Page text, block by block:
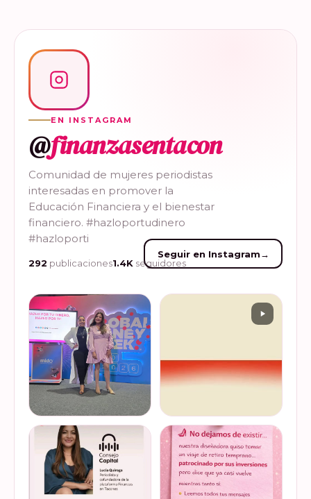
EN INSTAGRAM
@finanzasentacon
Comunidad de mujeres periodistas
interesadas en promover la
Educación Financiera y el bienestar
financiero. #hazloportudinero
#hazloporti
292 publicaciones1.4K seguidores
Seguir en Instagram→
Felices de haber sido
invitadas, por cuarto año
consecutivo, a participar en
la Global Money Week, una
iniciativa que impulsa la
educación f…
VER EN
INSTAGRAM
Del 17 al 22 de marzo se
lleva a cabo la Global
Money Week 2026 (Semana
Mundial del Dinero).
Finanzas en Tacones
somos parte de esta
Jornada…
VER EN
INSTAGRAM